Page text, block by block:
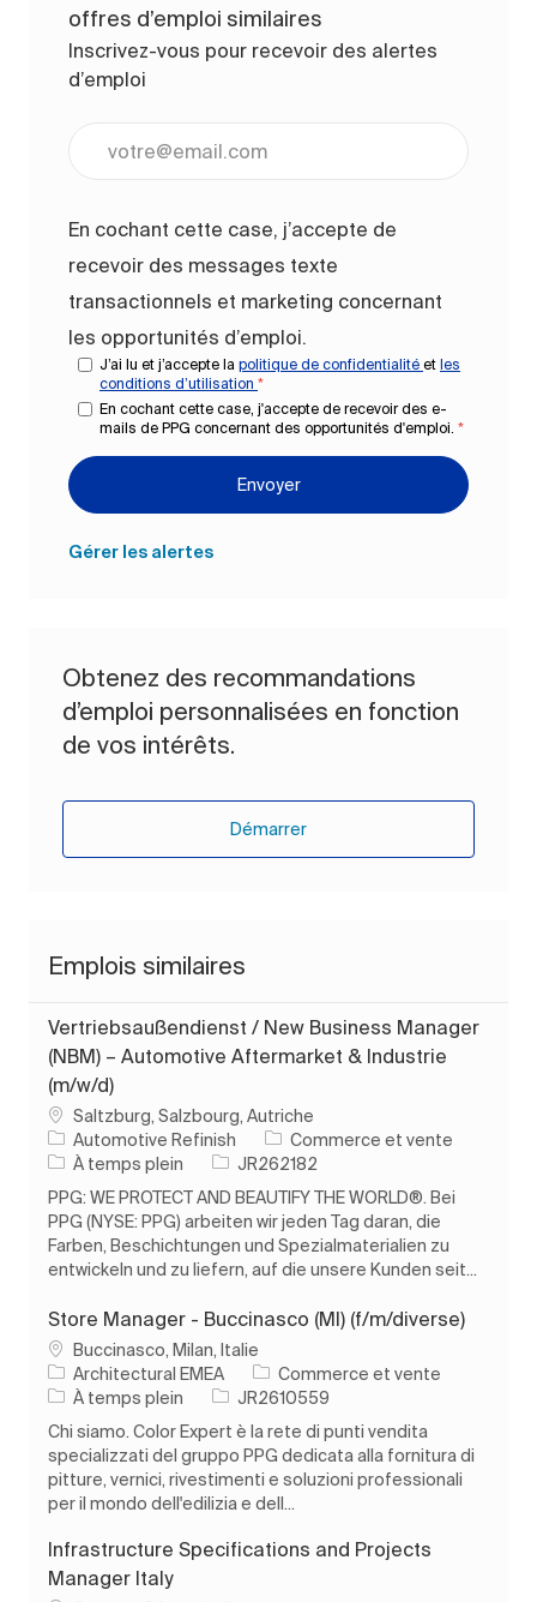
offres d’emploi similaires
Inscrivez-vous pour recevoir des alertes
d’emploi
En cochant cette case, j’accepte de
recevoir des messages texte
transactionnels et marketing concernant
les opportunités d’emploi.
J’ai lu et j’accepte la politique de confidentialité et les
conditions d’utilisation *
En cochant cette case, j'accepte de recevoir des e-
mails de PPG concernant des opportunités d'emploi. *
Envoyer
Gérer les alertes
Obtenez des recommandations
d’emploi personnalisées en fonction
de vos intérêts.
Démarrer
Emplois similaires
Vertriebsaußendienst / New Business Manager
(NBM) – Automotive Aftermarket & Industrie
(m/w/d)
Emplacement
Saltzburg, Salzbourg, Autriche
Automotive Refinish
Catégorie
Commerce et vente
Type d’emploi
À temps plein ID de l’emploi
JR262182
PPG: WE PROTECT AND BEAUTIFY THE WORLD®. Bei
PPG (NYSE: PPG) arbeiten wir jeden Tag daran, die
Farben, Beschichtungen und Spezialmaterialien zu
entwickeln und zu liefern, auf die unsere Kunden seit...
Store Manager - Buccinasco (MI) (f/m/diverse)
Emplacement
Buccinasco, Milan, Italie
Architectural EMEA
Catégorie
Commerce et vente
Type d’emploi
À temps plein ID de l’emploi
JR2610559
Chi siamo. Color Expert è la rete di punti vendita
specializzati del gruppo PPG dedicata alla fornitura di
pitture, vernici, rivestimenti e soluzioni professionali
per il mondo dell'edilizia e dell...
Infrastructure Specifications and Projects
Manager Italy